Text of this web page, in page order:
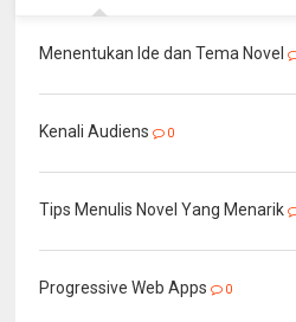
Menentukan Ide dan Tema Novel
Kenali Audiens 0
Tips Menulis Novel Yang Menarik
Progressive Web Apps 0